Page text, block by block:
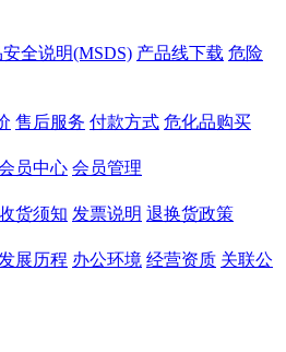
安全说明(MSDS) 产品线下载 危险
售后服务 付款方式 危化品购买
员中心 会员管理
货须知 发票说明 退换货政策
发展历程 办公环境 经营资质 关联公